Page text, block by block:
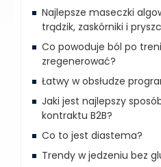
Najlepsze maseczki
trądzik, zaskórniki i
Co powoduje ból po
zregenerować?
Łatwy w obsłudze
Jaki jest najlepszy
kontraktu B2B?
Co to jest diastema?
Trendy w jedzeniu bez